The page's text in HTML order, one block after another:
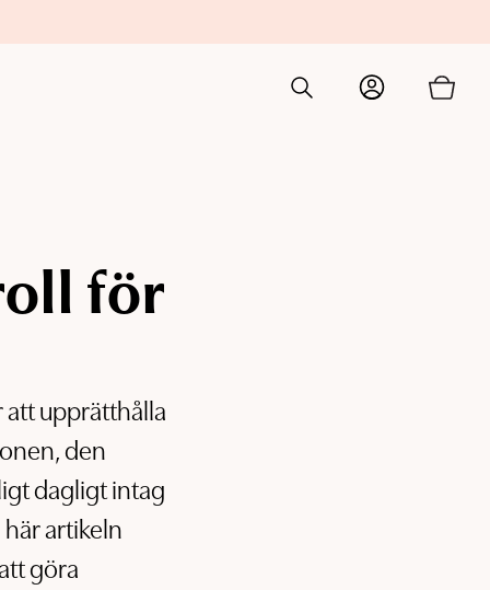
för
att upprätthålla
den
dagligt intag
artikeln
göra